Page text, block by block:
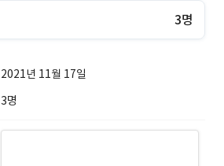
3명
2021년 11월 17일
3명